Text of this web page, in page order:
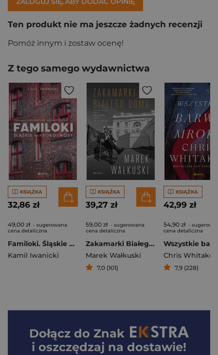
Ten produkt nie ma jeszcze żadnych recenzji
Pomóż innym i zostaw ocenę!
Z tego samego wydawnictwa
KSIĄŻKA
32,86 zł
49,00 zł - sugerowana
cena detaliczna
Familoki. Śląskie mikrokosmosy
Kamil Iwanicki
KSIĄŻKA
39,27 zł
59,00 zł - sugerowana
cena detaliczna
Zakamarki Białego Domu
Marek Wałkuski
7,0 (101)
KSIĄŻKA
42,99 zł
54,90 zł -
cena detaliczna
Chris Whitaker
7,9 (228)
Dołącz do Znak
i oszczędzaj na dostawie!